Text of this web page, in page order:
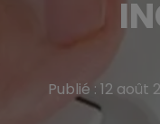
Publié : 12 août